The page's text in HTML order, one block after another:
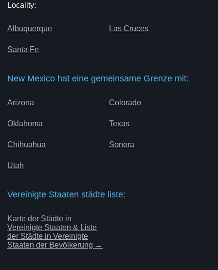
Locality:
Albuquerque Las Cruces
Santa Fe
New Mexico hat eine gemeinsame Grenze mit:
Arizona Colorado
Oklahoma Texas
Chihuahua Sonora
Utah
Vereinigte Staaten städte liste:
Karte der Städte in
Vereinigte Staaten & Liste
der Städte in Vereinigte
Staaten der Bevölkerung →